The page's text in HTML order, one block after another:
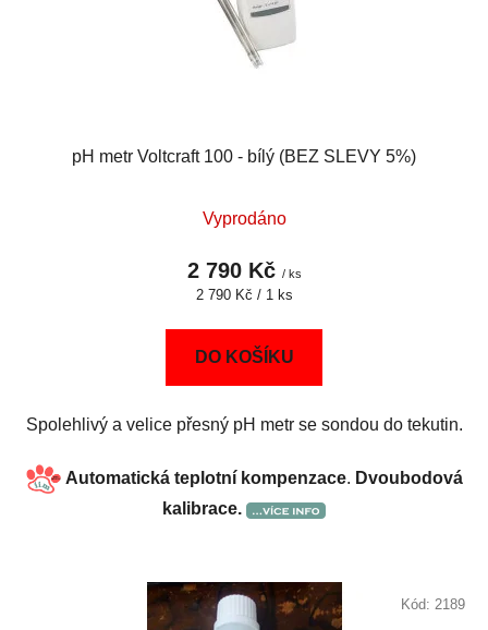
pH metr Voltcraft 100 - bílý (BEZ SLEVY 5%)
Vyprodáno
2 790 Kč / ks
Měrná
2 790 Kč / 1 ks
DO KOŠÍKU
Spolehlivý a velice přesný pH metr se sondou do tekutin.
Automatická teplotní kompenzace. Dvoubodová
kalibrace.
Kód: 2189